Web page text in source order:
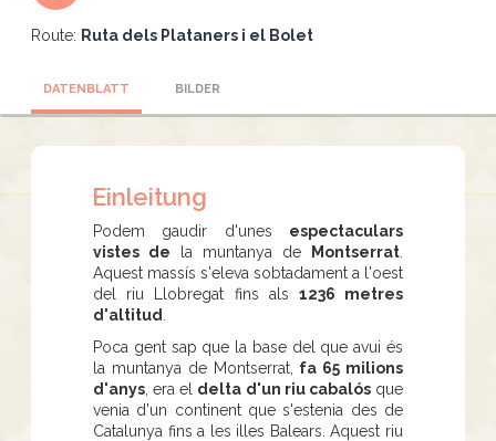
Route: Ruta dels Plataners i el Bolet
DATENBLATT BILDER
Einleitung
Podem gaudir d'unes espectaculars
vistes de la muntanya de Montserrat
Aquest massís s'eleva sobtadament a l'oest
del riu Llobregat fins als 1236 metres
d'altitud
Poca gent sap que la base del que avui és
la muntanya de Montserrat, fa 65 milions
d'anys , era el delta d'un riu cabalósque
venia d'un continent que s'estenia des de
Catalunya fins a les illes Balears. Aquest riu